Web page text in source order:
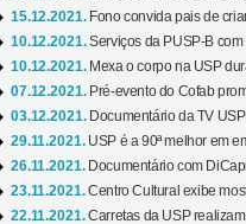
15.12.2021. Fono convida pais de
10.12.2021.Serviços da PUSP-B
10.12.2021. Mexa o corpo na USP
07.12.2021. Pré-evento do Cofab
03.12.2021. Documentário da TV
29.11.2021. USP é a 90ª melhor em
26.11.2021. Documentário com
23.11.2021.Centro Cultural exibe
22.11.2021.Carretas da USP